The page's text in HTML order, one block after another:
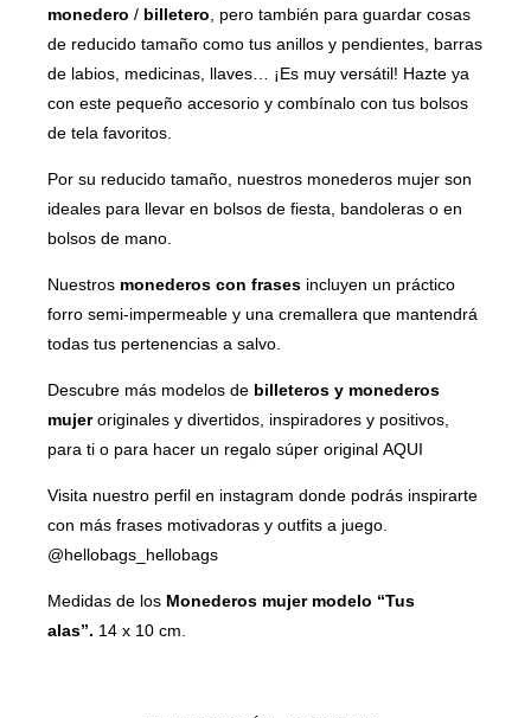
monedero / billetero, pero también para guardar cosas
de reducido tamaño como tus anillos y pendientes, barras
de labios, medicinas, llaves… ¡Es muy versátil! Hazte ya
con este pequeño accesorio y combínalo con tus bolsos
de tela favoritos.
Por su reducido tamaño, nuestros monederos mujer son
ideales para llevar en bolsos de fiesta, bandoleras o en
bolsos de mano.
Nuestros monederos con frases incluyen un práctico
forro semi-impermeable y una cremallera que mantendrá
todas tus pertenencias a salvo.
Descubre más modelos de billeteros y monederos
mujeroriginales y divertidos, inspiradores y positivos,
para ti o para hacer un regalo súper original AQUI
Visita nuestro perfil en instagram donde podrás inspirarte
con más frases motivadoras y outfits a juego.
@hellobags_hellobags
Medidas de los Monederos mujer modelo “Tus
alas”. 14 x 10 cm.